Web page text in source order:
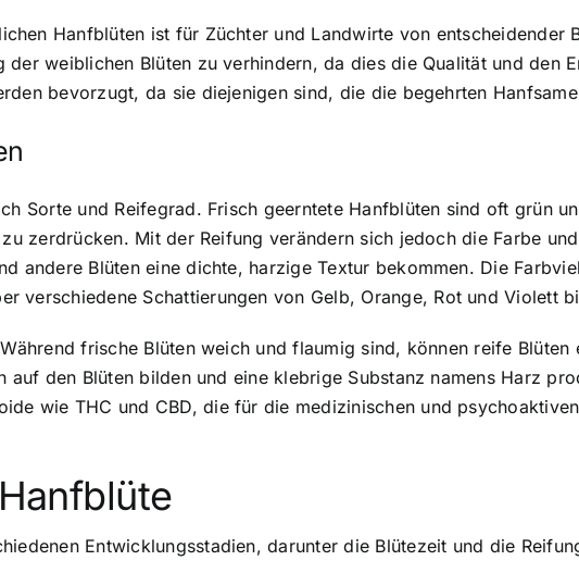
Hanfblüten ist für Züchter und Landwirte von entscheidender
weiblichen Blüten zu verhindern, da dies die Qualität und den
bevorzugt, da sie diejenigen sind, die die begehrten
Sorte und Reifegrad. Frisch geerntete Hanfblüten sind oft grün
zerdrücken. Mit der Reifung verändern sich jedoch die Farbe
andere Blüten eine dichte, harzige Textur bekommen. Die
verschiedene Schattierungen von Gelb, Orange, Rot und Violett
frische Blüten weich und flaumig sind, können reife
den Blüten bilden und eine klebrige Substanz namens Harz
wie THC und CBD, die für die medizinischen und
Entwicklungsstadien, darunter die Blütezeit und die